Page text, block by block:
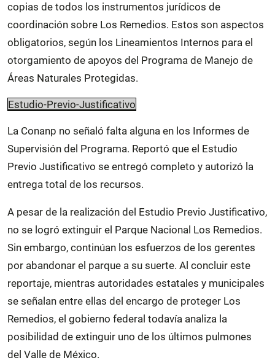
copias de todos los instrumentos jurídicos de
coordinación sobre Los Remedios. Estos son aspectos
obligatorios, según los Lineamientos Internos para el
otorgamiento de apoyos del Programa de Manejo de
Áreas Naturales Protegidas.
Estudio-Previo-Justificativo
La Conanp no señaló falta alguna en los Informes de
Supervisión del Programa. Reportó que el Estudio
Previo Justificativo se entregó completo y autorizó la
entrega total de los recursos.
A pesar de la realización del Estudio Previo Justificativo,
no se logró extinguir el Parque Nacional Los Remedios.
Sin embargo, continúan los esfuerzos de los gerentes
por abandonar el parque a su suerte. Al concluir este
reportaje, mientras autoridades estatales y municipales
se señalan entre ellas del encargo de proteger Los
Remedios, el gobierno federal todavía analiza la
posibilidad de extinguir uno de los últimos pulmones
del Valle de México.